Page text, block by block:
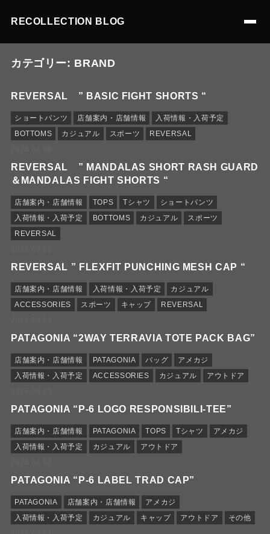
RECOLLECTION BLOG
カテゴリー: BRAND
REVERSAL ” BASIC FIGHT SHORTS “
ショートパンツ 店舗案内・店舗情報
入荷情報・入荷予定
BOTTOMS
カジュアル スポーツ
REVERSAL
REVERSAL ” MANDALAS SHORT RASH GUARD
＆MANDALAS FIGHT SHORTS “
店舗案内・店舗情報 TOPS Tシャツ
ショートパンツ
入荷情報・入荷予定
BOTTOMS カジュアル
スポーツ
REVERSAL
REVERSAL ” FLEXFIT PUNCHING MESH CAP “
店舗案内・店舗情報 入荷情報・入荷予定
カジュアル
ACCESSORIES
スポーツ キャップ
REVERSAL
PATAGONIA “2WAY TERRAVIA TOTE PACK BAG”
店舗案内・店舗情報 PATAGONIA バッグ
アメカジ
入荷情報・入荷予定
ACCESSORIES カジュアル
アウトドア
PATAGONIA “P-6 LOGO RESPONSIBILI-TEE”
店舗案内・店舗情報 PATAGONIA TOPS Tシャツ
アメカジ
入荷情報・入荷予定
カジュアル
アウトドア
PATAGONIA “P-6 LABEL TRAD CAP”
PATAGONIA 店舗案内・店舗情報
アメカジ
入荷情報・入荷予定
カジュアル キャップ アウトドア
その他